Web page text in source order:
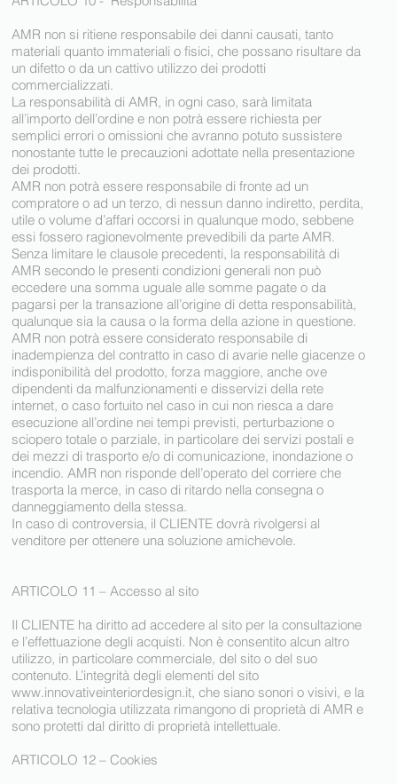
AMR non si ritiene responsabile dei danni causati, tanto
materiali quanto immateriali o fisici, che possano risultare da
un difetto o da un cattivo utilizzo dei prodotti
commercializzati.
La responsabilità di AMR, in ogni caso, sarà limitata
all’importo dell’ordine e non potrà essere richiesta per
semplici errori o omissioni che avranno potuto sussistere
nonostante tutte le precauzioni adottate nella presentazione
dei prodotti.
AMR non potrà essere responsabile di fronte ad un
compratore o ad un terzo, di nessun danno indiretto, perdita,
utile o volume d’affari occorsi in qualunque modo, sebbene
essi fossero ragionevolmente prevedibili da parte AMR.
Senza limitare le clausole precedenti, la responsabilità di
AMR secondo le presenti condizioni generali non può
eccedere una somma uguale alle somme pagate o da
pagarsi per la transazione all’origine di detta responsabilità,
qualunque sia la causa o la forma della azione in questione.
AMR non potrà essere considerato responsabile di
inadempienza del contratto in caso di avarie nelle giacenze o
indisponibilità del prodotto, forza maggiore, anche ove
dipendenti da malfunzionamenti e disservizi della rete
internet, o caso fortuito nel caso in cui non riesca a dare
esecuzione all’ordine nei tempi previsti, perturbazione o
sciopero totale o parziale, in particolare dei servizi postali e
dei mezzi di trasporto e/o di comunicazione, inondazione o
incendio. AMR non risponde dell’operato del corriere che
trasporta la merce, in caso di ritardo nella consegna o
danneggiamento della stessa.
In caso di controversia, il CLIENTE dovrà rivolgersi al
venditore per ottenere una soluzione amichevole.
ARTICOLO 11 – Accesso al sito
Il CLIENTE ha diritto ad accedere al sito per la consultazione
e l’effettuazione degli acquisti. Non è consentito alcun altro
utilizzo, in particolare commerciale, del sito o del suo
contenuto. L’integrità degli elementi del sito
www.innovativeinteriordesign.it, che siano sonori o visivi, e la
relativa tecnologia utilizzata rimangono di proprietà di AMR e
sono protetti dal diritto di proprietà intellettuale.
ARTICOLO 12 – Cookies